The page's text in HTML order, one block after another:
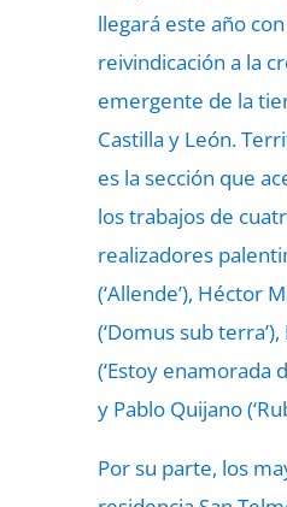
llegará este año
reivindicación a la
emergente de la
Castilla y León.
es la sección que
los trabajos de
realizadores
(‘Allende’), Héctor
(‘Domus sub
(‘Estoy enamorada
y Pablo Quijano
Por su parte, los